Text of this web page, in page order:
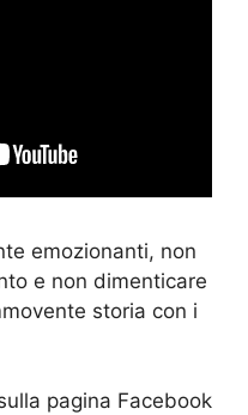
emozionanti, non
e non dimenticare
storia con i
pagina Facebook